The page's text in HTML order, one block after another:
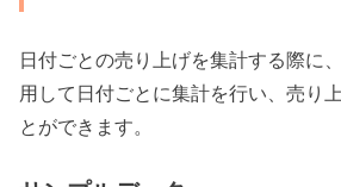
日付ごとの売り上げを集計する際に
用して日付ごとに集計を行い、売り
とができます。